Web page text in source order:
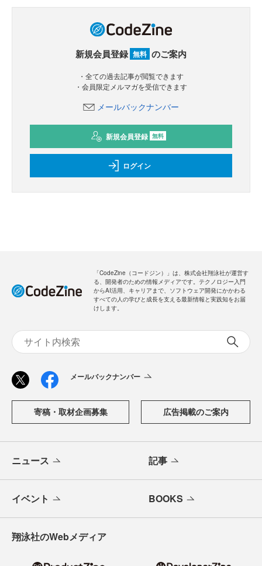
新規会員登録 無料 のご案内
・全ての過去記事が閲覧できます
・会員限定メルマガを受信できます
メールバックナンバー
新規会員登録 無料
ログイン
「CodeZine（コードジン）」は、株式会社翔泳社が運営す
る、開発者のための情報メディアです。テクノロジー入門
からAI活用、キャリアまで、ソフトウェア開発にかかわる
すべての人の学びと成長を支える最新情報と実践知をお届
けします。
メールバックナンバー
寄稿・取材企画募集 広告掲載のご案内
ニュース 記事
イベント BOOKS
翔泳社のWebメディア